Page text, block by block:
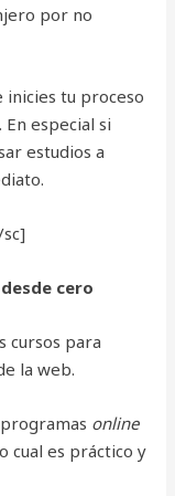
por no
inicies tu proceso
especial si
estudios a
cero
cursos para
la web.
online
cual es práctico y